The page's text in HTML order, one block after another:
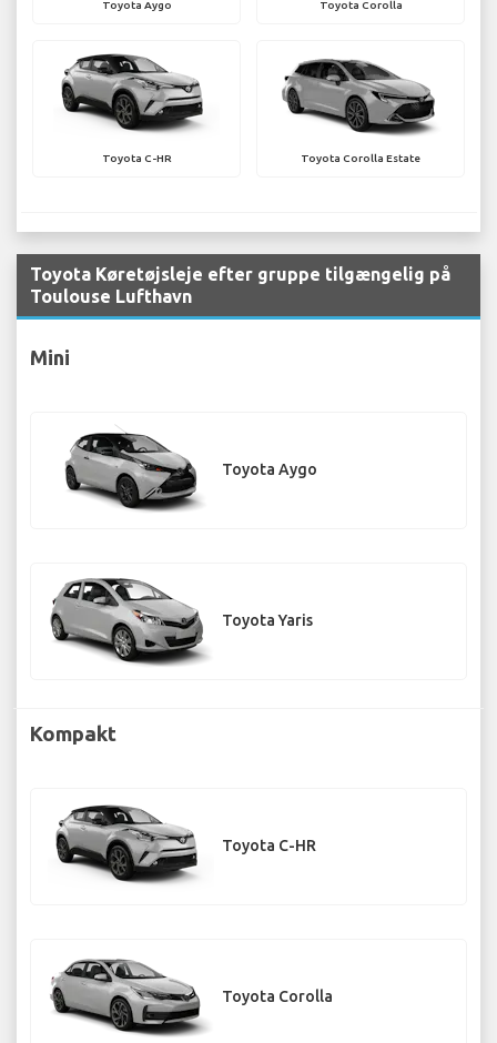
Toyota Aygo Toyota Corolla
Toyota C-HR Toyota Corolla Estate
Toyota Køretøjsleje efter gruppe tilgængelig på
Toulouse Lufthavn
Mini
Toyota Aygo
Toyota Yaris
Kompakt
Toyota C-HR
Toyota Corolla